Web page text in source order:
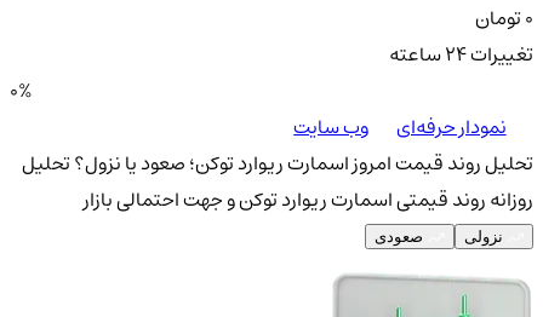
تغییرات ۲۴ ساعته
0%
نمودار حرفه‌ای
وب سایت
تحلیل روند قیمت امروز اسمارت ریوارد توکن؛ صعود یا نزول؟تحلیل
روزانه روند قیمتی اسمارت ریوارد توکن و جهت احتمالی بازار
نزولی صعودی